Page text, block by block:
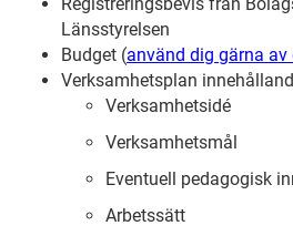
Länsstyrelsen
Budget (använd dig gärna av
Verksamhetsplan
Verksamhetsidé
Verksamhetsmål
Eventuell pedagogisk
Arbetssätt